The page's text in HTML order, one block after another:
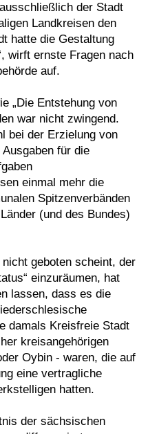
der Stadt
Landkreisen den
hatte die Gestaltung
wirft ernste Fragen nach
auf.
„Die Entstehung von
war nicht zwingend.
bei der Erzielung von
für die
einmal mehr die
Spitzenverbänden
(und des Bundes)
geboten scheint, der
einzuräumen, hat
lassen, dass es die
damals Kreisfreie Stadt
kreisangehörigen
Oybin - waren, die auf
eine vertragliche
hatten.
der sächsischen